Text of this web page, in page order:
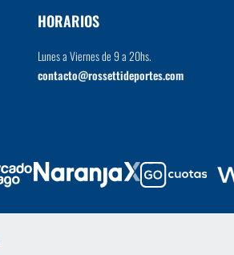
HORARIOS
Lunes a Viernes de 9 a 20hs.
contacto@rossettideportes.com